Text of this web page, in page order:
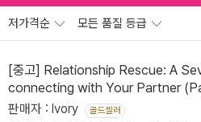
저가격순 모든 품질 등급
[중고] Relationship Rescue: A
connecting with Your Partner
판매자 : Ivory 골드셀러